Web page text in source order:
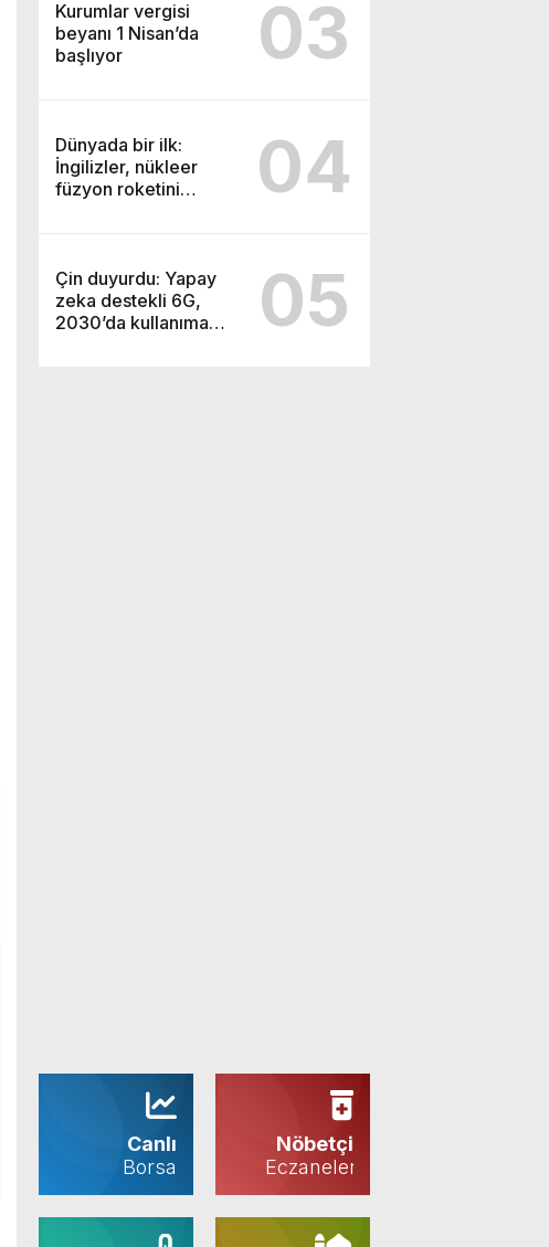
Kurumlar vergisi
beyanı 1 Nisan’da
başlıyor
03
Dünyada bir ilk:
İngilizler, nükleer
füzyon roketini
04
Çin duyurdu: Yapay
zeka destekli 6G,
2030’da kullanıma
05
Canlı
Borsa
Nöbetçi
Eczaneler